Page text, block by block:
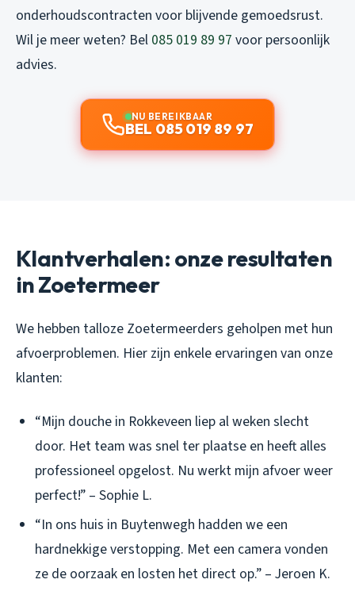
onderhoudscontracten voor blijvende gemoedsrust.
Wil je meer weten? Bel 085 019 89 97 voor persoonlijk
advies.
NU BEREIKBAAR
BEL 085 019 89 97
Klantverhalen: onze resultaten
in Zoetermeer
We hebben talloze Zoetermeerders geholpen met hun
afvoerproblemen. Hier zijn enkele ervaringen van onze
klanten:
“Mijn douche in Rokkeveen liep al weken slecht
door. Het team was snel ter plaatse en heeft alles
professioneel opgelost. Nu werkt mijn afvoer weer
perfect!” – Sophie L.
“In ons huis in Buytenwegh hadden we een
hardnekkige verstopping. Met een camera vonden
ze de oorzaak en losten het direct op.” – Jeroen K.